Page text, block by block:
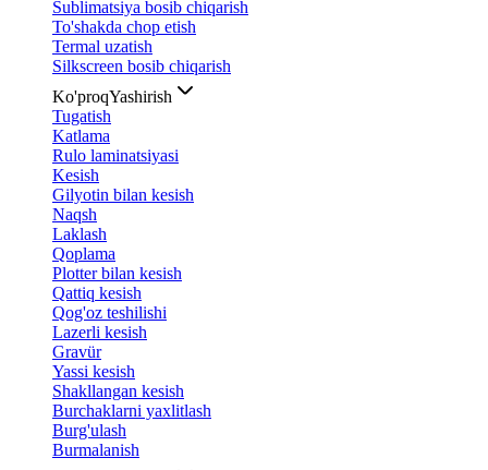
Sublimatsiya bosib chiqarish
To'shakda chop etish
Termal uzatish
Silkscreen bosib chiqarish
Ko'proqYashirish
Tugatish
Katlama
Rulo laminatsiyasi
Kesish
Gilyotin bilan kesish
Naqsh
Laklash
Qoplama
Plotter bilan kesish
Qattiq kesish
Qog'oz teshilishi
Lazerli kesish
Gravür
Yassi kesish
Shakllangan kesish
Burchaklarni yaxlitlash
Burg'ulash
Burmalanish